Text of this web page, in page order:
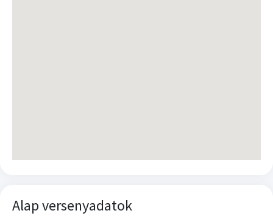
Alap versenyadatok